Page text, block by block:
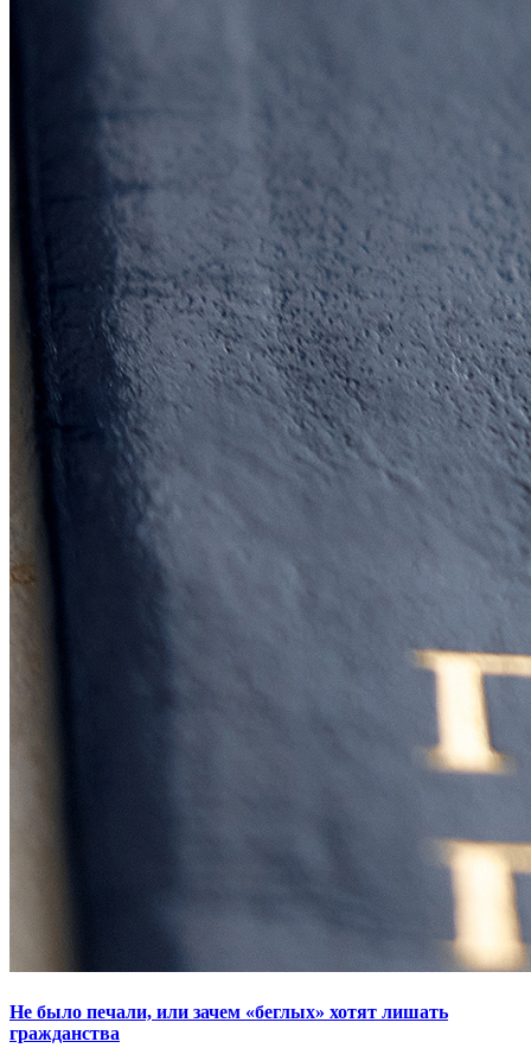
Не было печали, или зачем «беглых» хотят лишать
гражданства